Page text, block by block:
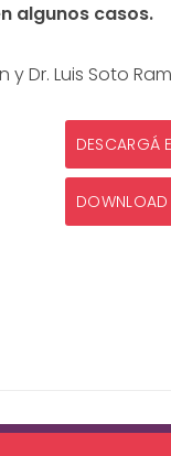
algunos casos.
y Dr. Luis Soto
DESCARGÁ